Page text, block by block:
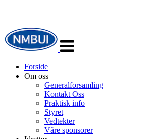
navigasjon
Forside
Om oss
Generalforsamling
Kontakt Oss
Praktisk info
Styret
Vedtekter
Våre sponsorer